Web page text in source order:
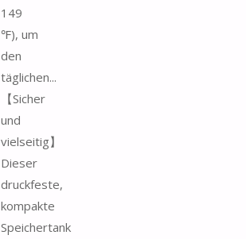
149
℉), um
den
täglichen...
【Sicher
und
vielseitig】
Dieser
druckfeste,
kompakte
Speichertank